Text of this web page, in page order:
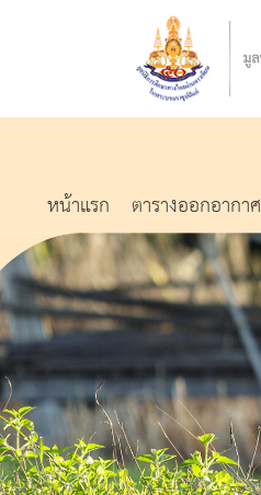
หน้าแรก ตารางออกอากาศ